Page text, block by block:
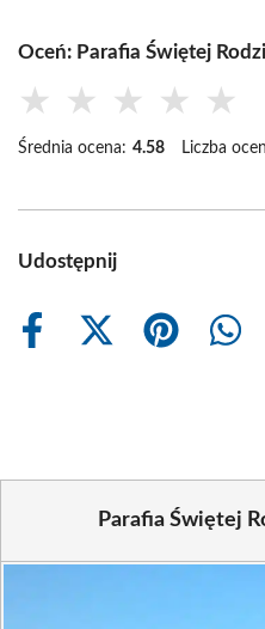
Oceń: Parafia Świętej
★ ★ ★ ★ ★
Średnia ocena: 4.58 Liczba
Udostępnij
Share
Share
Share
Share
Parafia Świętej